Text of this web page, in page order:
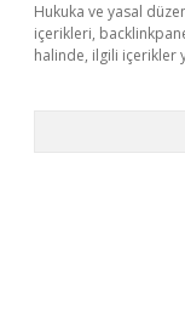
Hukuka ve yasal
içerikleri,
halinde, ilgili içerikler